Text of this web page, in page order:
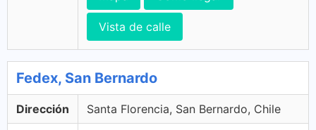
Vista de calle
Fedex, San Bernardo
Dirección Santa Florencia, San Bernardo, Chile